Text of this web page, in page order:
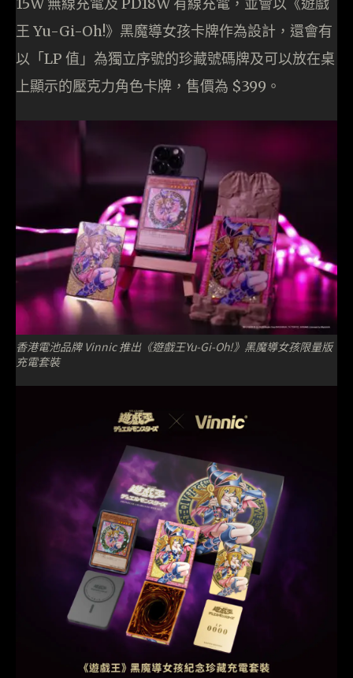
15W 無線充電及 PD18W 有線充電，並會以《遊戲
王 Yu-Gi-Oh!》黑魔導女孩卡牌作為設計，還會有
以「LP 值」為獨立序號的珍藏號碼牌及可以放在桌
上顯示的壓克力角色卡牌，售價為 $399。
香港電池品牌 Vinnic 推出《遊戲王Yu-Gi-Oh!》黑魔導女孩限量版
充電套裝